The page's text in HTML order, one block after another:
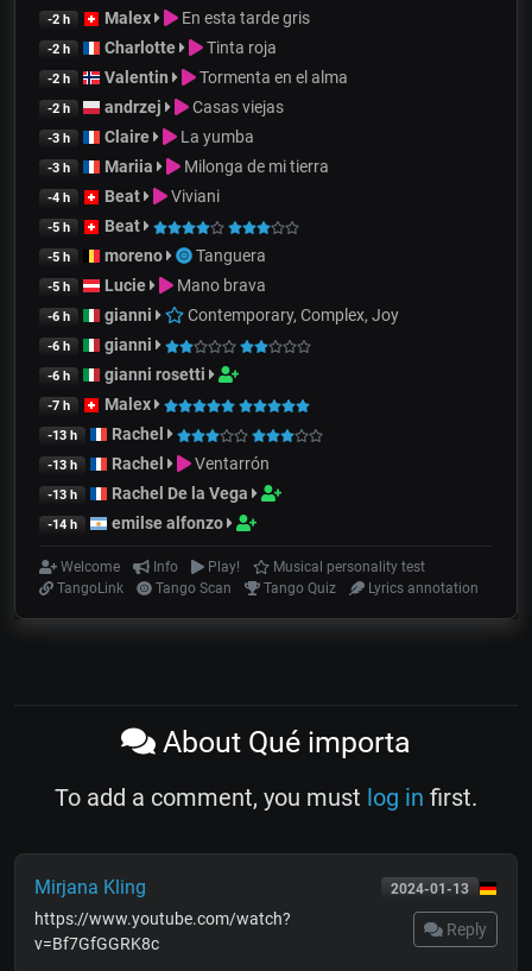
-2 h Malex En esta tarde gris
-2 h Charlotte Tinta roja
-2 h Valentin Tormenta en el alma
-2 h andrzej Casas viejas
-3 h Claire La yumba
-3 h Mariia Milonga de mi tierra
-4 h Beat Viviani
-5 h Beat
-5 h moreno Tanguera
-5 h Lucie Mano brava
-6 h gianni Contemporary, Complex, Joy
-6 h gianni
-6 h gianni rosetti
-7 h Malex
-13 h Rachel
-13 h Rachel Ventarrón
-13 h Rachel De la Vega
-14 h emilse alfonzo
Welcome Info Play!
Musical personality test
TangoLink
Tango Scan Tango Quiz Lyrics annotation
About Qué importa
To add a comment, you must log in first.
2024-01-13
Mirjana Kling
Reply
https://www.youtube.com/watch?
v=Bf7GfGGRK8c